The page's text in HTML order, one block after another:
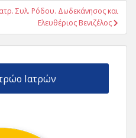
Συλ. Ρόδου. Δωδεκάνησος και
Ελευθέριος Βενιζέλος
Ιατρών